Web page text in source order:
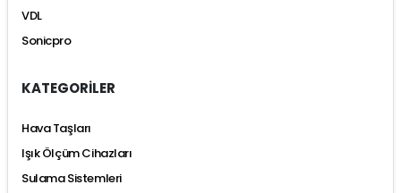
VDL
Sonicpro
KATEGORİLER
Hava Taşları
Işık Ölçüm Cihazları
Sulama Sistemleri